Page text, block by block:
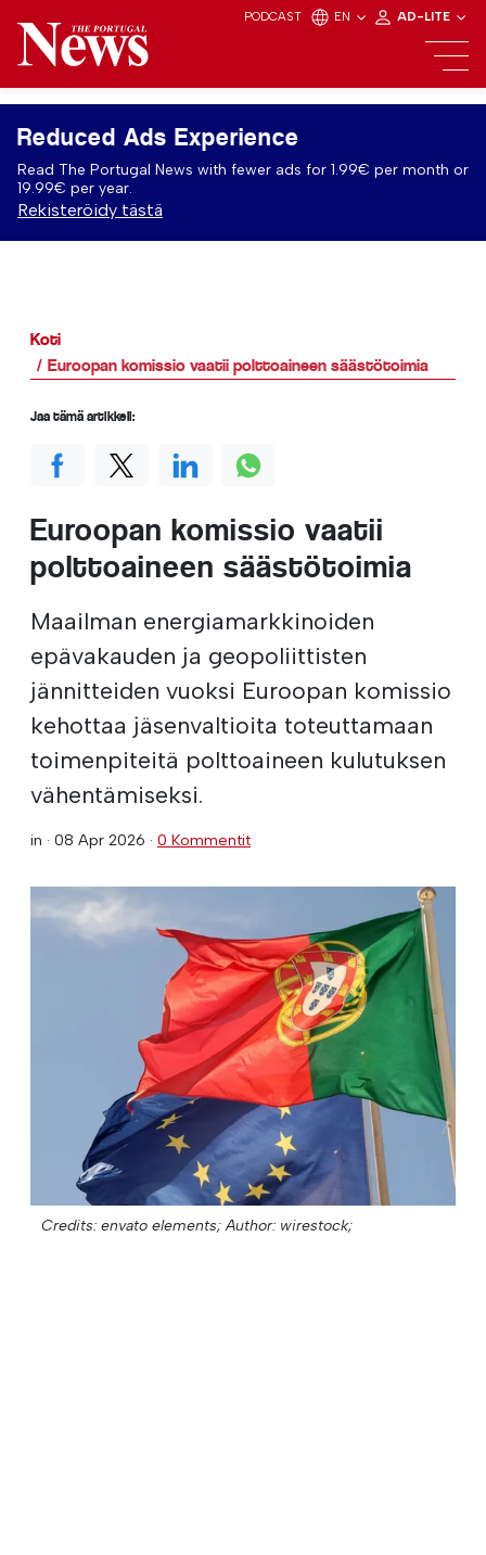
PODCAST EN AD-LITE
Reduced Ads Experience
Read The Portugal News with fewer ads for 1.99€ per month or
19.99€ per year.
Rekisteröidy tästä
Koti
Euroopan komissio vaatii polttoaineen säästötoimia
Euroopan komissio vaatii
polttoaineen säästötoimia
Maailman energiamarkkinoiden
epävakauden ja geopoliittisten
jännitteiden vuoksi Euroopan komissio
kehottaa jäsenvaltioita toteuttamaan
toimenpiteitä polttoaineen kulutuksen
vähentämiseksi.
in · 08 Apr 2026 · 0 Kommentit
Credits: envato elements; Author: wirestock;
Jaa tämä artikkeli: